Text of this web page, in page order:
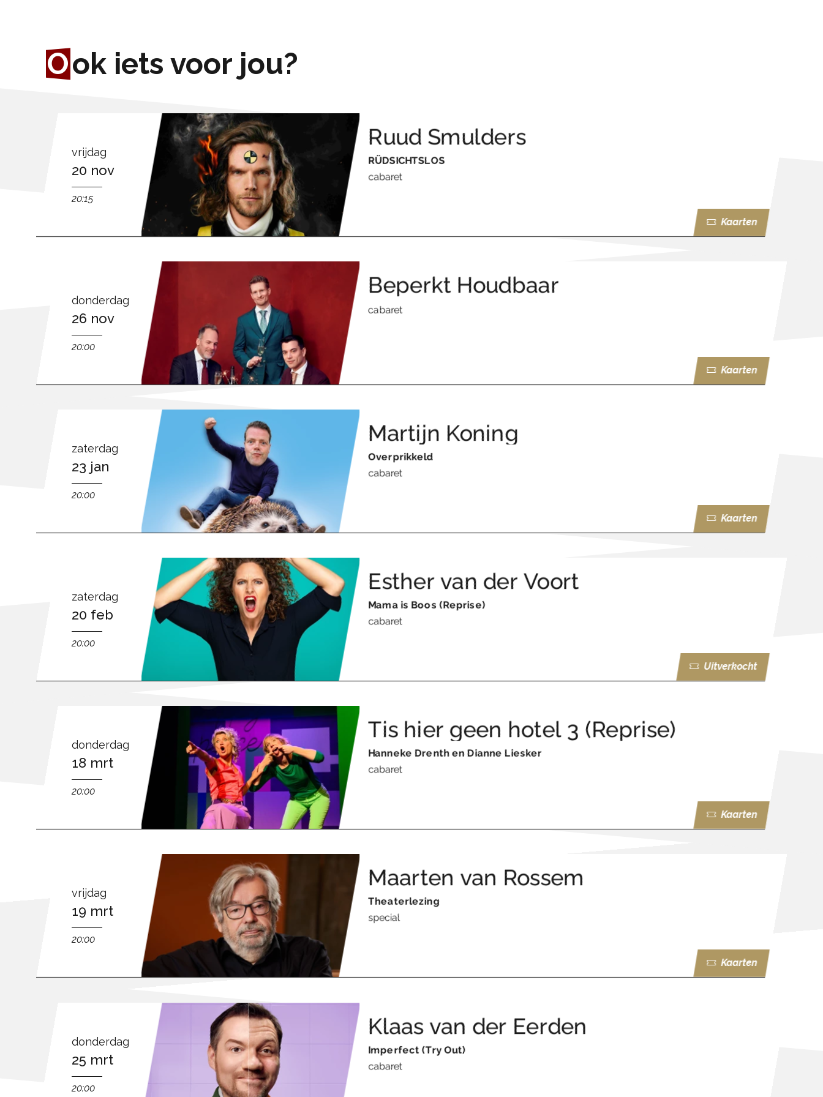
Ook iets voor jou?
vrijdag
20 nov
20:15
Ruud Smulders
RÜDSICHTSLOS
cabaret
Kaarten
donderdag
26 nov
20:00
Beperkt Houdbaar
cabaret
Kaarten
zaterdag
23 jan
20:00
Martijn Koning
Overprikkeld
cabaret
Kaarten
zaterdag
20 feb
20:00
Esther van der Voort
Mama is Boos (Reprise)
cabaret
Uitverkocht
donderdag
18 mrt
20:00
Tis hier geen hotel 3 (Reprise)
Hanneke Drenth en Dianne Liesker
cabaret
Kaarten
vrijdag
19 mrt
20:00
Maarten van Rossem
Theaterlezing
special
Kaarten
donderdag
25 mrt
20:00
Klaas van der Eerden
Imperfect (Try Out)
cabaret